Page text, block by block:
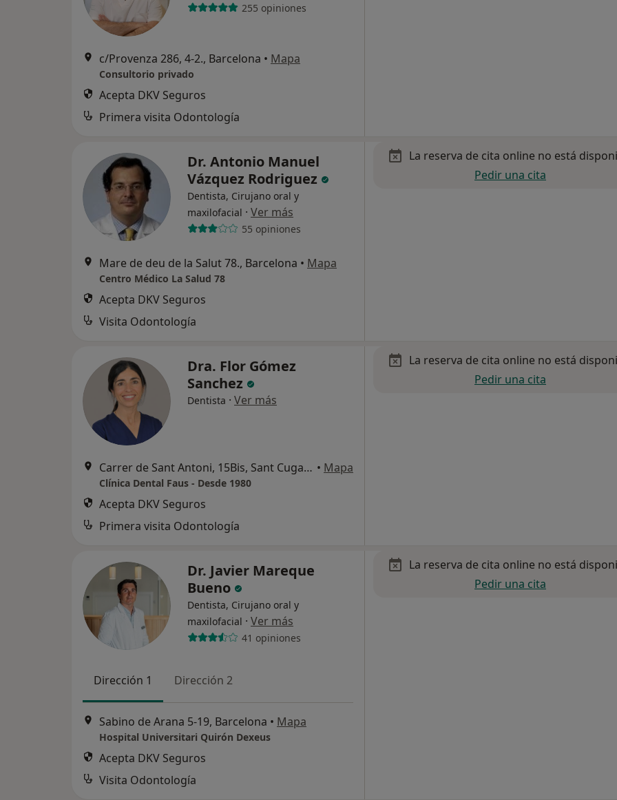
255 opiniones
c/Provenza 286, 4-2., Barcelona • Mapa
Consultorio privado
Acepta DKV Seguros
Primera visita Odontología
Dr. Antonio Manuel
Vázquez Rodriguez
Dentista, Cirujano oral y
maxilofacial · Ver más
55 opiniones
Mare de deu de la Salut 78., Barcelona • Mapa
Centro Médico La Salud 78
Acepta DKV Seguros
Visita Odontología
La reserva de cita online no está
Pedir una cita
Dra. Flor Gómez
Sanchez
Dentista · Ver más
Carrer de Sant Antoni, 15Bis, Sant Cugat del Vallès • Mapa
Clínica Dental Faus - Desde 1980
Acepta DKV Seguros
Primera visita Odontología
La reserva de cita online no está
Pedir una cita
Dr. Javier Mareque
Bueno
Dentista, Cirujano oral y
maxilofacial · Ver más
41 opiniones
Dirección 1 Dirección 2
Sabino de Arana 5-19, Barcelona • Mapa
Hospital Universitari Quirón Dexeus
Acepta DKV Seguros
Visita Odontología
La reserva de cita online no está
Pedir una cita